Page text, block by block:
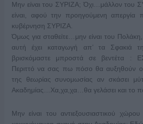
Μην είναι του ΣΥΡΙΖΑ; Όχι…μάλλον του
είναι, αφού την προηγούμενη απεργία
κυβέρνηση ΣΥΡΙΖΑ.
Όμως για σταθείτε…μην είναι του
αυτή έχει καταγωγή απ’ τα Σφακιά
βρισκόμαστε μπροστά σε βεντέτα :
Περιττό να σας πω πόσο θα αυξηθούν οι
της θεωρίας συνομωσίας αν σκάσει
Ακαδημίας…Χα,χα,χα…θα γελάσει και το
Μην είναι του αντιεξουσιαστικού